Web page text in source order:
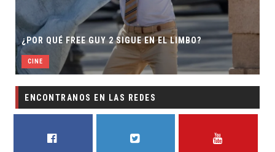
¿POR QUÉ FREE GUY 2 SIGUE EN EL LIMBO?
CINE
ENCONTRANOS EN LAS REDES